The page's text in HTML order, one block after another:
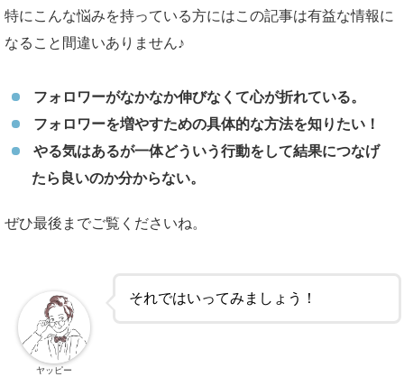
特にこんな悩みを持っている方にはこの記事は有益な情報に
なること間違いありません♪
フォロワーがなかなか伸びなくて心が折れている。
フォロワーを増やすための具体的な方法を知りたい！
やる気はあるが一体どういう行動をして結果につなげ
たら良いのか分からない。
ぜひ最後までご覧くださいね。
それではいってみましょう！
ヤッピー